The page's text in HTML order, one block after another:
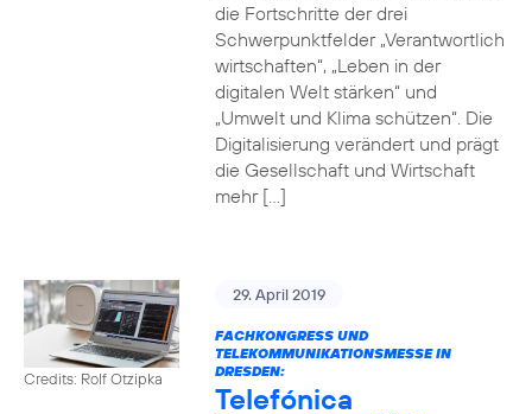
die Fortschritte der drei
Schwerpunktfelder „Verantwortlich
wirtschaften“, „Leben in der
digitalen Welt stärken“ und
„Umwelt und Klima schützen“. Die
Digitalisierung verändert und prägt
die Gesellschaft und Wirtschaft
mehr […]
Credits: Rolf Otzipka
29. April 2019
FACHKONGRESS UND
TELEKOMMUNIKATIONSMESSE IN
DRESDEN:
Telefónica